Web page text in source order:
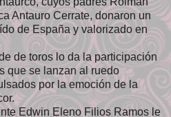
Antauro Cerrate, donaron un
de España y valorizado en
de toros lo da la participación
que se lanzan al ruedo
por la emoción de la
Edwin Eleno Filios Ramos le